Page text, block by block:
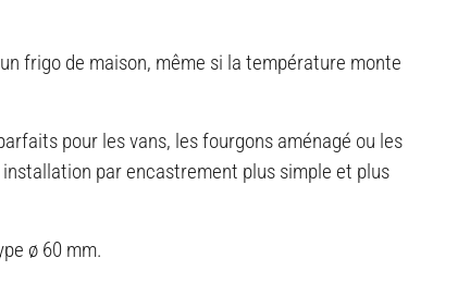
frigo de maison, même si la température monte
pour les vans, les fourgons aménagé ou les
par encastrement plus simple et plus
ø 60 mm.